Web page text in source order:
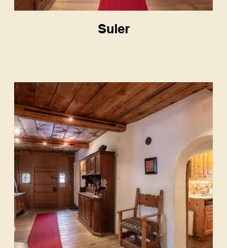
Suler